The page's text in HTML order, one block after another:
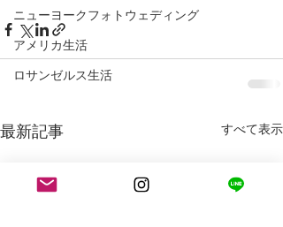
ニューヨークフォトウェディング
アメリカ生活
ロサンゼルス生活
最新記事 すべて表示